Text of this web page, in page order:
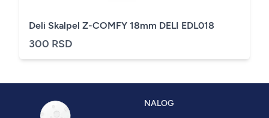
Deli Skalpel Z-COMFY 18mm DELI EDL018
300 RSD
NALOG